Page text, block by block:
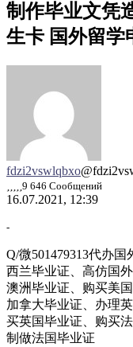
制作毕业文凭
生卡 国外留学
fdzi2vswlqbxo
9 646 Сообщений
16.07.2021, 12:39
-
Q/微501479313代办
西兰毕业证、高仿国
澳洲毕业证、购买美
加拿大毕业证、办理
买英国毕业证、购买
制做法国毕业证